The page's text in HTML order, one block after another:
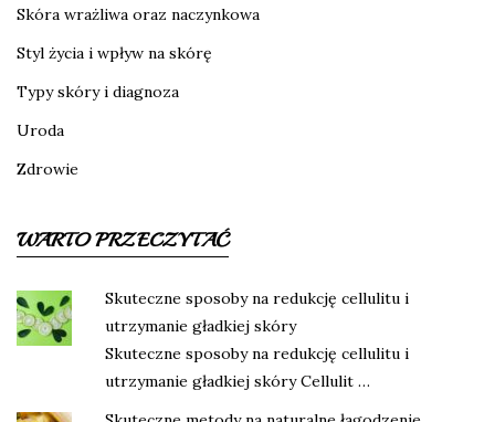
Skóra wrażliwa oraz naczynkowa
Styl życia i wpływ na skórę
Typy skóry i diagnoza
Uroda
Zdrowie
WARTO PRZECZYTAĆ
Skuteczne sposoby na redukcję cellulitu i
utrzymanie gładkiej skóry
Skuteczne sposoby na redukcję cellulitu i
utrzymanie gładkiej skóry Cellulit …